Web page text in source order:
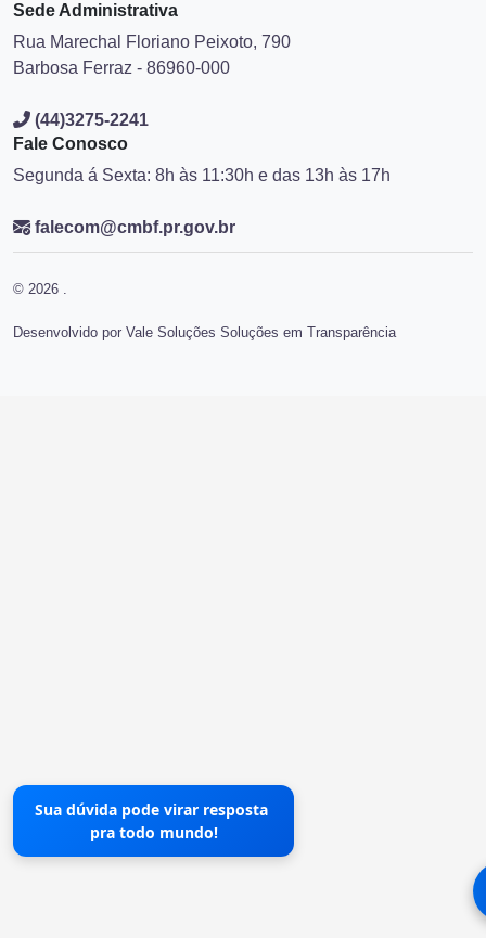
Sede Administrativa
Rua Marechal Floriano Peixoto, 790
Barbosa Ferraz - 86960-000
(44)3275-2241
Fale Conosco
Segunda á Sexta: 8h às 11:30h e das 13h às 17h
falecom@cmbf.pr.gov.br
© 2026 .
Desenvolvido por Vale Soluções Soluções em Transparência
Sua dúvida pode virar resposta
pra todo mundo!